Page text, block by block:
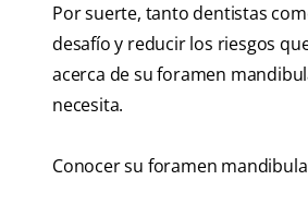
Por suerte, tanto dentistas
desafío y reducir los riesgos
acerca de su foramen
necesita.
Conocer su foramen